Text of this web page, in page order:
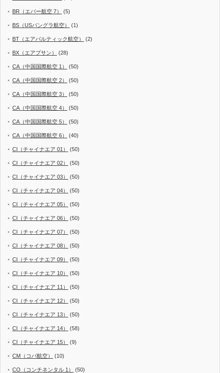
BR（エバー航空 7） (5)
BS（USバングラ航空） (1)
BT（エアバルティック航空） (2)
BX（エアプサン） (28)
CA（中国国際航空 1） (50)
CA（中国国際航空 2） (50)
CA（中国国際航空 3） (50)
CA（中国国際航空 4） (50)
CA（中国国際航空 5） (50)
CA（中国国際航空 6） (40)
CI（チャイナエア 01） (50)
CI（チャイナエア 02） (50)
CI（チャイナエア 03） (50)
CI（チャイナエア 04） (50)
CI（チャイナエア 05） (50)
CI（チャイナエア 06） (50)
CI（チャイナエア 07） (50)
CI（チャイナエア 08） (50)
CI（チャイナエア 09） (50)
CI（チャイナエア 10） (50)
CI（チャイナエア 11） (50)
CI（チャイナエア 12） (50)
CI（チャイナエア 13） (50)
CI（チャイナエア 14） (58)
CI（チャイナエア 15） (9)
CM（コパ航空） (10)
CO（コンチネンタル 1） (50)